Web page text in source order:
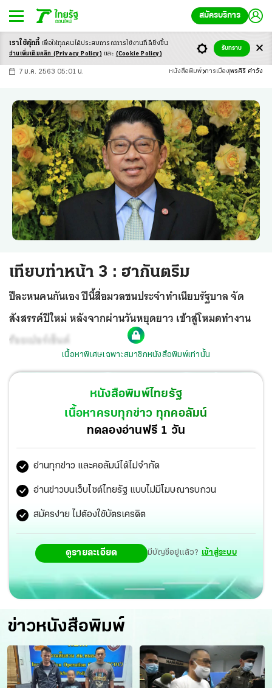
สมัครบริการ
-ก ก ก+
7 ม.ค. 2563 05:01 น. หนังสือพิมพ์ การเมืองพรศิริ คำวัง
เทียบท่าหน้า 3 : ฮากันตรึม
ปีละหนคนกันเอง ปีนี้สื่อมวลชนประจำทำเนียบรัฐบาล จัด
สังสรรค์ปีใหม่ หลังจากผ่านวันหยุดยาว เข้าสู่โหมดทำงาน
ร้อยเปอร์เซ็นต์
เนื้อหาพิเศษเฉพาะสมาชิกหนังสือพิมพ์เท่านั้น
หนังสือพิมพ์ไทยรัฐ
เนื้อหาครบทุกข่าว ทุกคอลัมน์
ทดลองอ่านฟรี 1 วัน
อ่านทุกข่าว และคอลัมน์ได้ไม่จำกัด
อ่านข่าวบนเว็บไซต์ไทยรัฐ แบบไม่มีโฆษณารบกวน
สมัครง่าย ไม่ต้องใช้บัตรเครดิต
ดูรายละเอียด มีบัญชีอยู่แล้ว? เข้าสู่ระบบ
ข่าวหนังสือพิมพ์
เราใช้คุ้กกี้ เพื่อให้ทุกคนได้ประสบการณ์การใช้งานที่ดียิ่งขึ้น
อ่านเพิ่มเติมคลิก (Privacy Policy) และ (Cookie Policy)
รับทราบ